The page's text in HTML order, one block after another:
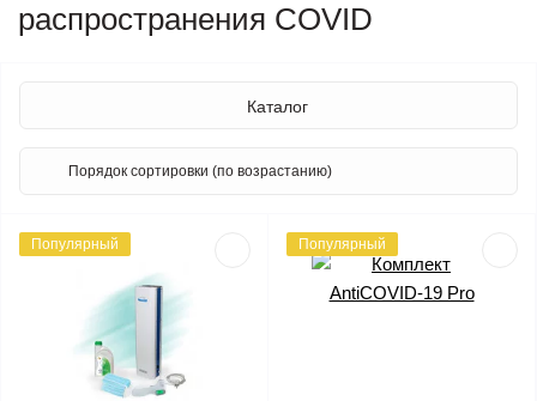
распространения COVID
Каталог
Популярный Популярный